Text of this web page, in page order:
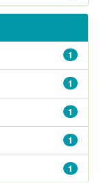
1
1
1
1
1